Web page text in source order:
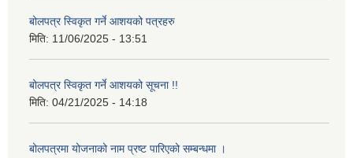
बोलपत्र स्विकृत गर्ने आशयको पत्रहरु
मिति: 11/06/2025 - 13:51
बोलपत्र स्विकृत गर्ने आशयको सूचना !!
मिति: 04/21/2025 - 14:18
बोलपत्रमा योजनाको नाम प्रष्ट पारिएको सम्बन्धमा ।